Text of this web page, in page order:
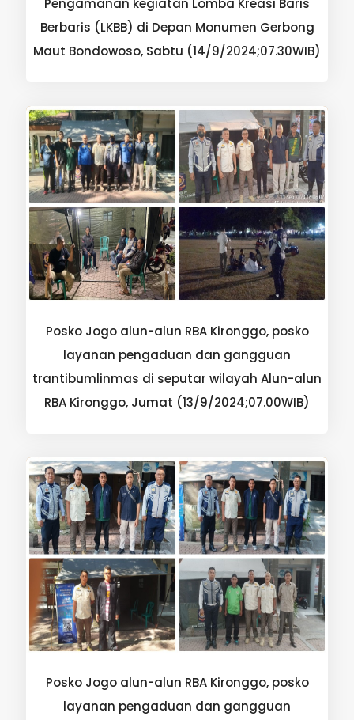
Pengamanan kegiatan Lomba Kreasi Baris
Berbaris (LKBB) di Depan Monumen Gerbong
Maut Bondowoso, Sabtu (14/9/2024;07.30WIB)
Posko Jogo alun-alun RBA Kironggo, posko
layanan pengaduan dan gangguan
trantibumlinmas di seputar wilayah Alun-alun
RBA Kironggo, Jumat (13/9/2024;07.00WIB)
Posko Jogo alun-alun RBA Kironggo, posko
layanan pengaduan dan gangguan